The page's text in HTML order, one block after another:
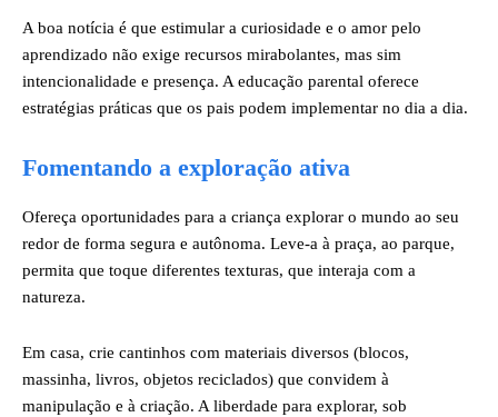
A boa notícia é que estimular a curiosidade e o amor pelo
aprendizado não exige recursos mirabolantes, mas sim
intencionalidade e presença. A educação parental oferece
estratégias práticas que os pais podem implementar no dia a dia.
Fomentando a exploração ativa
Ofereça oportunidades para a criança explorar o mundo ao seu
redor de forma segura e autônoma. Leve-a à praça, ao parque,
permita que toque diferentes texturas, que interaja com a
natureza.
Em casa, crie cantinhos com materiais diversos (blocos,
massinha, livros, objetos reciclados) que convidem à
manipulação e à criação. A liberdade para explorar, sob